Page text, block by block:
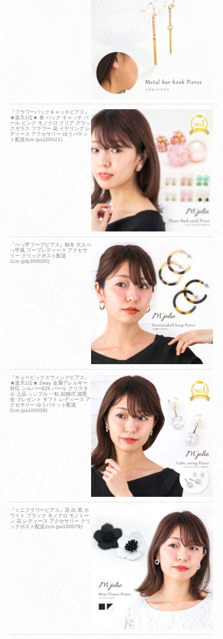
『フラワーバックキャッチピアス』
★楽天1位★ 春 バック キャッチ パ
ール ピンク モノクロ クリア クラッ
クガラス フラワー 花 イヤリング レ
ディース アクセサリー ゆうパケッ
ト配送3cm (ps100021)
『べっ甲フープピアス』秋冬 大人べ
っ甲風 フープレディース アクセサ
リー クリックポスト配送
1cm (pfp300005)
『キュービックスウィングピアス』
★楽天1位★ 2way 金属アレルギー
対応 シルバー925 パール クリスタ
ル 上品 シンプル 一粒 結婚式 謝恩
会 プレゼント ギフト レディース ア
クセサリー ゆうパケット配送
2cm (ps100008)
『ミニフラワーピアス』花 白 黒 ホ
ワイト ブラック モノクロ モノトー
ン 花 レディース アクセサリー クリ
ックポスト配送2cm (ps100079)